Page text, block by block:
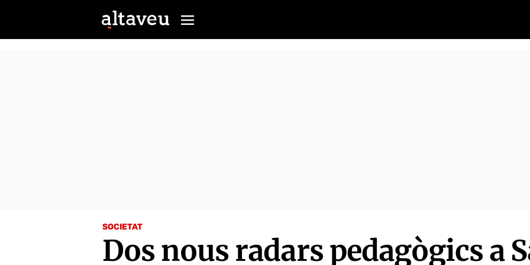
SOCIETAT
Dos nous radars pedagògics a